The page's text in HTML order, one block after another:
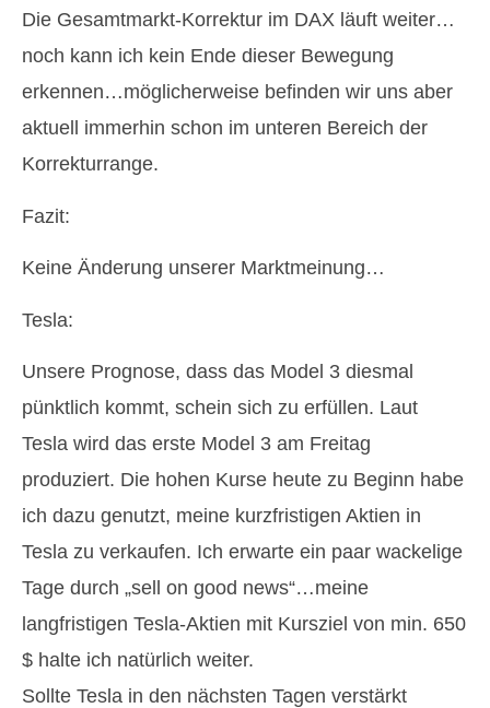
Die Gesamtmarkt-Korrektur im DAX läuft weiter…
noch kann ich kein Ende dieser Bewegung
erkennen…möglicherweise befinden wir uns aber
aktuell immerhin schon im unteren Bereich der
Korrekturrange.
Fazit:
Keine Änderung unserer Marktmeinung…
Tesla:
Unsere Prognose, dass das Model 3 diesmal
pünktlich kommt, schein sich zu erfüllen. Laut
Tesla wird das erste Model 3 am Freitag
produziert. Die hohen Kurse heute zu Beginn habe
ich dazu genutzt, meine kurzfristigen Aktien in
Tesla zu verkaufen. Ich erwarte ein paar wackelige
Tage durch „sell on good news“…meine
langfristigen Tesla-Aktien mit Kursziel von min. 650
$ halte ich natürlich weiter.
Sollte Tesla in den nächsten Tagen verstärkt